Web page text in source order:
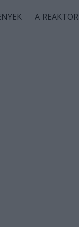
A REAKTOR